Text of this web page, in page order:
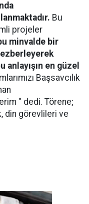
Bu
projeler
minvalde bir
ezberleyerek
anlayışın en güzel
Başsavcılık
" dedi. Törene;
din görevlileri ve